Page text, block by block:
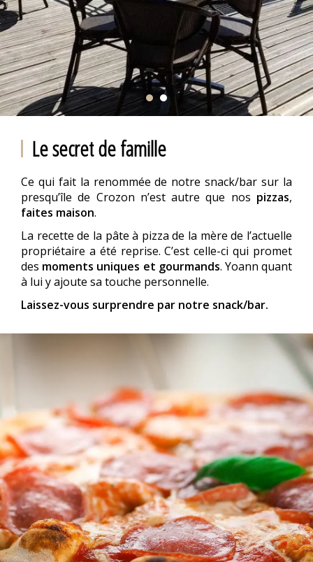
Le secret de famille
Ce qui fait la renommée de notre snack/bar sur la
presqu’île de Crozon n’est autre que nos pizzas,
faites maison.
La recette de la pâte à pizza de la mère de l’actuelle
propriétaire a été reprise. C’est celle-ci qui promet
des moments uniques et gourmands. Yoann quant
à lui y ajoute sa touche personnelle.
Laissez-vous surprendre par notre snack/bar.